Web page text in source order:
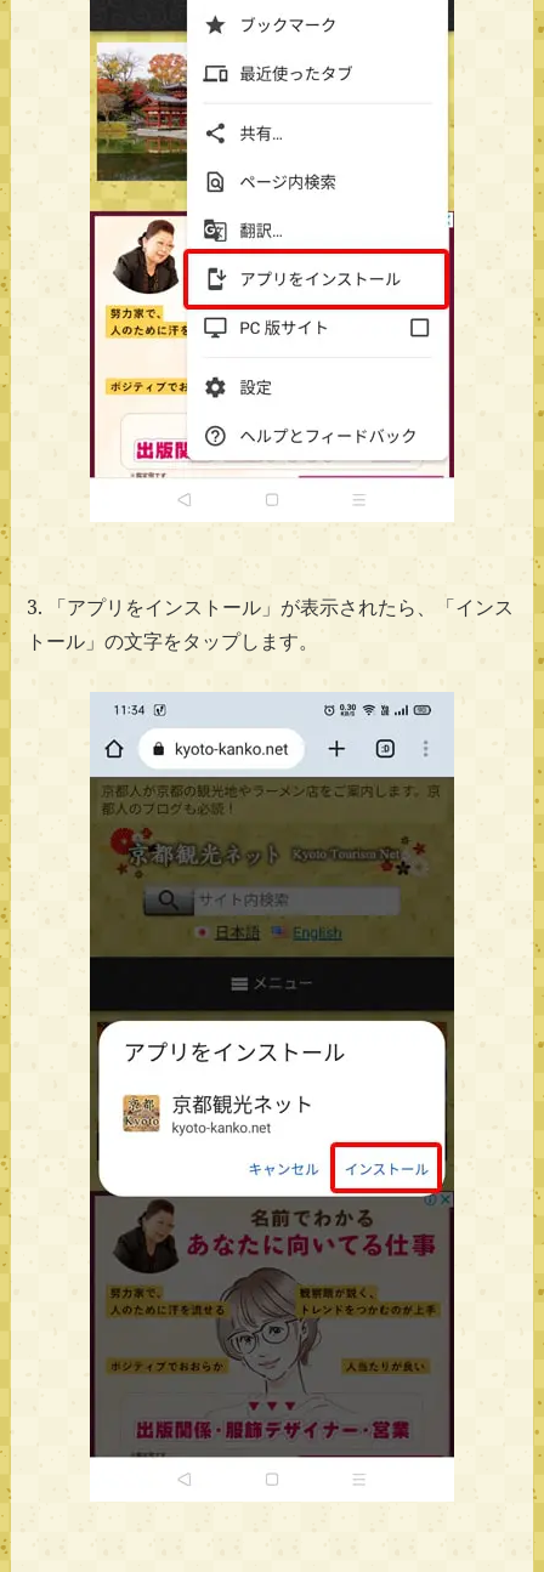
3. 「アプリをインストール」が表示されたら、「インス
トール」の文字をタップします。